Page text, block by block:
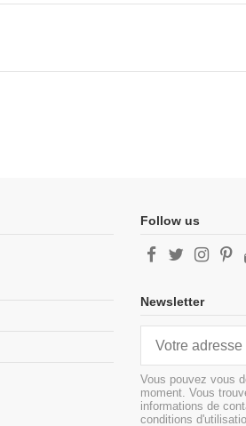
Follow us
Newsletter
Vous pouvez vous
moment. Vous
informations de
conditions